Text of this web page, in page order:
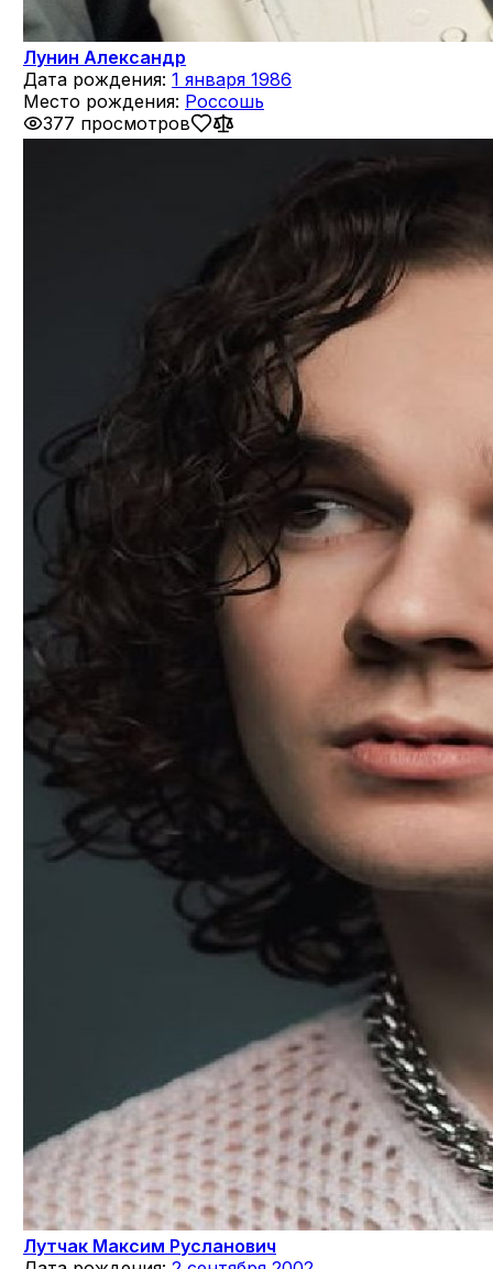
Лунин Александр
Дата рождения: 1 января 1986
Место рождения: Россошь
377 просмотров
Лутчак Максим Русланович